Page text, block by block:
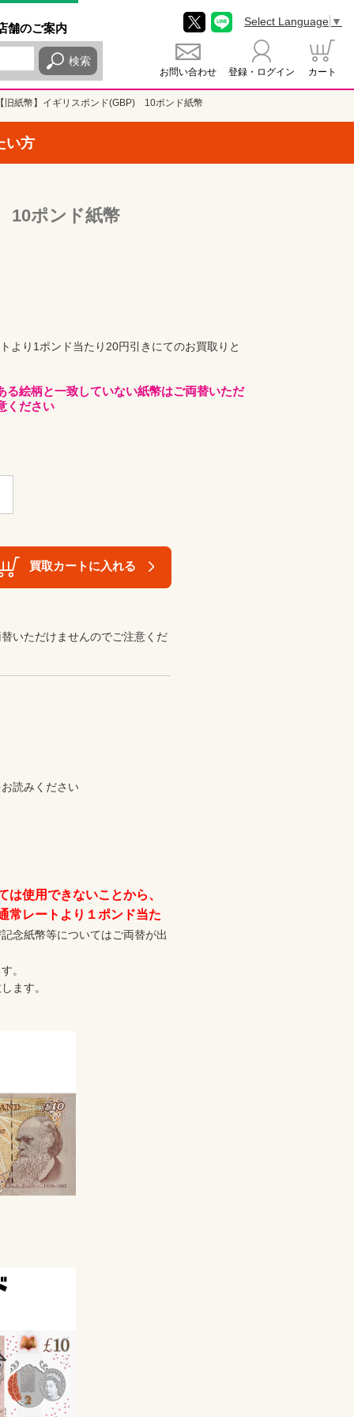
舗のご案内
検索
お問い合わせ 登録・ログイン カート
Select Language ▼
旧紙幣】イギリスポンド(GBP) 10ポンド紙幣
い方
10ポンド紙幣
より1ポンド当たり20円引きにてのお買取りと
る絵柄と一致していない紙幣はご両替いただ
ください
買取カートに入れる
いただけませんのでご注意くだ
読みください
使用できないことから、
常レートより１ポンド当た
念紙幣等についてはご両替が出
。
ます。